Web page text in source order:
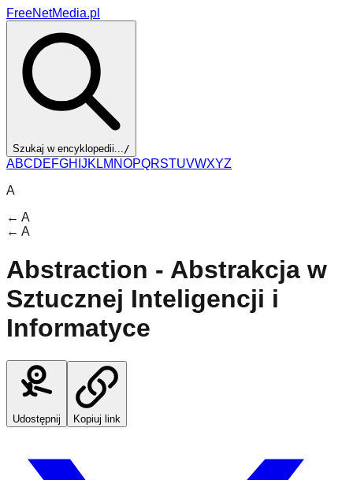
FreeNetMedia.pl
Szukaj w encyklopedii.../
ABCDEFGH JK LM NOPQRSTUVWXYZ
A
← A
← A
Abstraction - Abstrakcja w
Sztucznej Inteligencji i
Informatyce
Udostępnij Kopiuj link